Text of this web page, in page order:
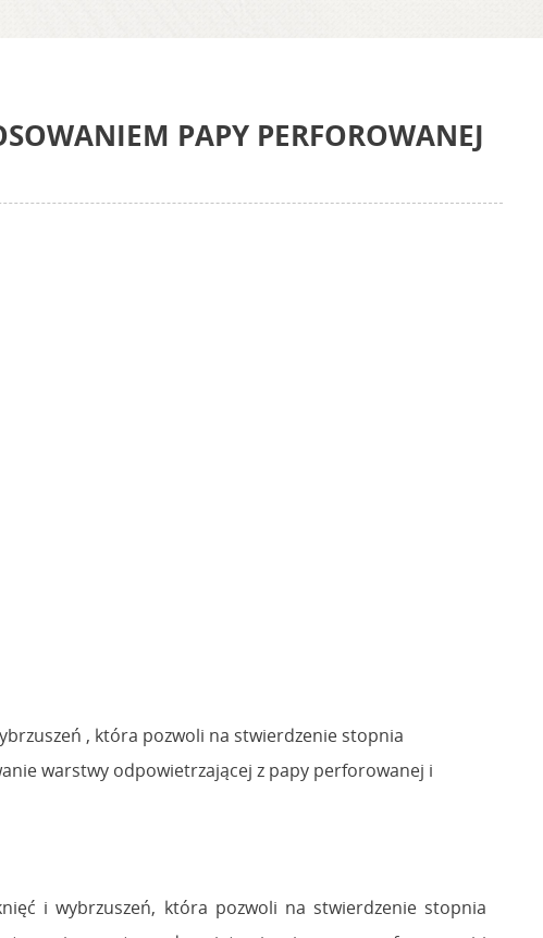
PAPY PERFOROWANEJ
, która pozwoli na stwierdzenie stopnia
warstwy odpowietrzającej z papy perforowanej i
i wybrzuszeń, która pozwoli na stwierdzenie stopnia